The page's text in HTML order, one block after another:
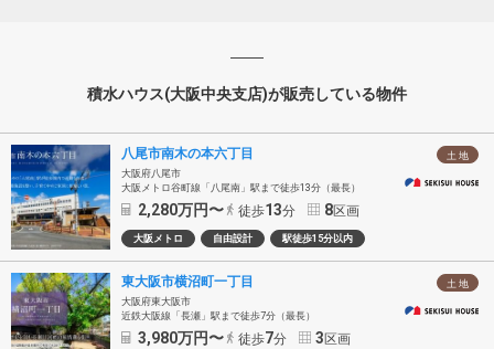
積水ハウス(大阪中央支店)が販売している物件
土 地
八尾市南木の本六丁目
大阪府八尾市
大阪メトロ谷町線「八尾南」駅まで徒歩13分（最長）
2,280万円〜 徒歩13分 8区画
大阪メトロ 自由設計 駅徒歩15分以内
土 地
東大阪市横沼町一丁目
大阪府東大阪市
近鉄大阪線「長瀬」駅まで徒歩7分（最長）
3,980万円〜 徒歩7分 3区画